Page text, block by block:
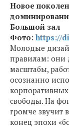
Новое
Большой зал
Фото: https://
Молодые
правилам: они
масштабы,
осознанно
свободы. На
громче звучит
конец эпохи